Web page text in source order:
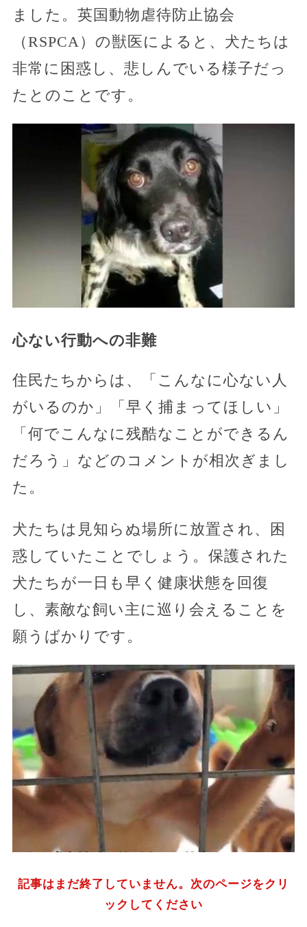
ました。英国動物虐待防止協会
（RSPCA）の獣医によると、犬たちは
非常に困惑し、悲しんでいる様子だっ
たとのことです。
心ない行動への非難
住民たちからは、「こんなに心ない人
がいるのか」「早く捕まってほしい」
「何でこんなに残酷なことができるん
だろう」などのコメントが相次ぎまし
た。
犬たちは見知らぬ場所に放置され、困
惑していたことでしょう。保護された
犬たちが一日も早く健康状態を回復
し、素敵な飼い主に巡り会えることを
願うばかりです。
記事はまだ終了していません。次のページをクリ
ックしてください